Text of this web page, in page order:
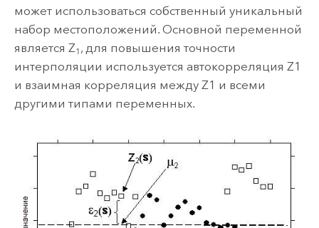
может использоваться собственный уникальный
набор местоположений. Основной переменной
является Z1 , для повышения точности
интерполяции используется автокорреляция Z1
и взаимная корреляция между Z1 и всеми
другими типами переменных.